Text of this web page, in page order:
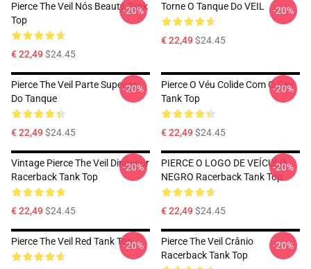
Pierce The Veil Nós Beauty Tank
Top
€ 22,49$24.45
-20% Torne O Tanque Do VEIL
€ 22,49$24.45
-20%
Pierce The Veil Parte Superior
Do Tanque
€ 22,49$24.45
-20%
Pierce O Véu Colide Com O Céu
Tank Top
€ 22,49$24.45
-20%
Vintage Pierce The Veil Dinosaur
Racerback Tank Top
€ 22,49$24.45
-20%
PIERCE O LOGO DE VEÍCULO
NEGRO Racerback Tank Top
€ 22,49$24.45
-20%
Pierce The Veil Red Tank Top-20%
Pierce The Veil Crânio
Racerback Tank Top
-20%